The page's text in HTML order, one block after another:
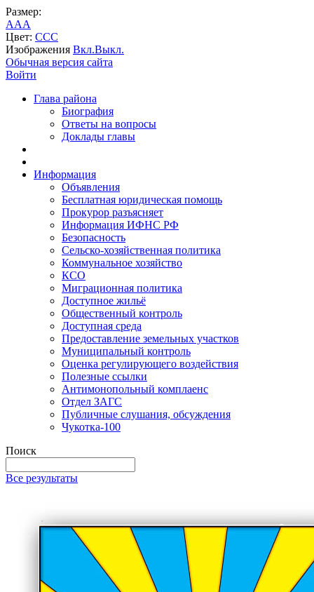
Размер:
AAA
Цвет: CCC
Изображения Вкл.Выкл.
Обычная версия сайта
Войти
Глава района
Биография
Ответы на вопросы
Доклады главы
Информация
Объявления
Бесплатная юридическая помощь
Прокурор разъясняет
Информация ИФНС РФ
Безопасность
Сельско-хозяйственная политика
Коммунальное хозяйство
КСО
Миграционная политика
Доступное жильё
Общественный контроль
Доступная среда
Предоставление земельных участков
Муниципальный контроль
Оценка регулирующего воздействия
Полезные ссылки
Антимонопольный комплаенс
Отдел ЗАГС
Публичные слушания, обсуждения
Чукотка-100
Поиск
Все результаты